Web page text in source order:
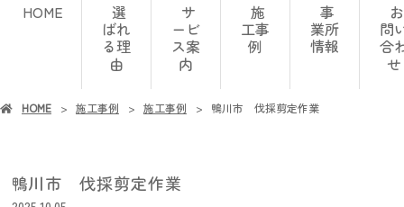
HOME 選
ばれ
る理
由
サ
ービ
ス案
内
施
工事
例
事
業所
情報
お
問
合
せ
HOME 施工事例 施工事例 鴨川市 伐採剪定作業
鴨川市 伐採剪定作業